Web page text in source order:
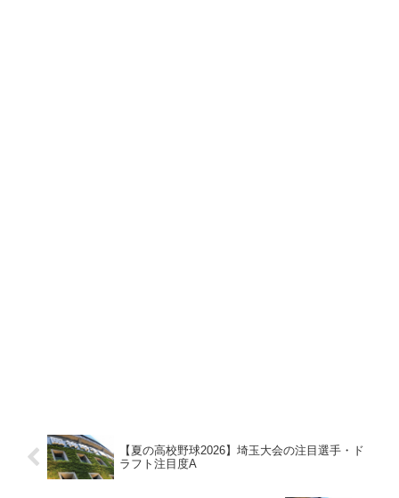
【夏の高校野球2026】埼玉大会の注目選手・ド
ラフト注目度A